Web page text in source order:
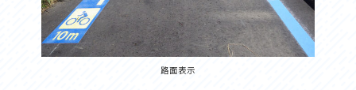
路面表示